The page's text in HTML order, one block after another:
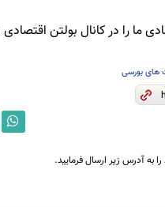
ما را در کانال بولتن اقتصادی
های بورسی
به آدرس زیر ارسال فرمایید.